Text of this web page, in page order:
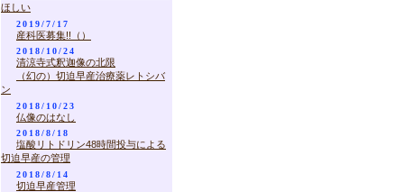
ほしい
2019/7/17
産科医募集!!（）
2018/10/24
清涼寺式釈迦像の北限
（幻の）切迫早産治療薬レトシバ
ン
2018/10/23
仏像のはなし
2018/8/18
塩酸リトドリン48時間投与による
切迫早産の管理
2018/8/14
切迫早産管理